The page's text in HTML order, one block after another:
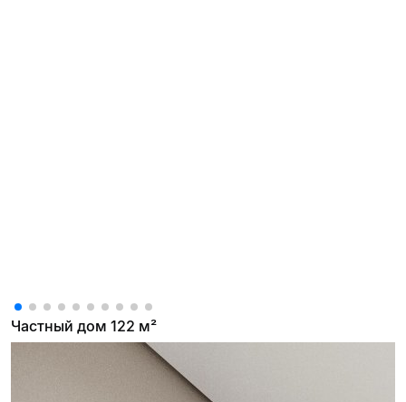
Частный дом 122 м²